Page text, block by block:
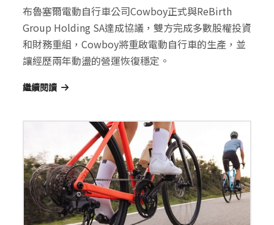
布魯塞爾電動自行車公司Cowboy正式與ReBirth
Group Holding SA達成協議，雙方完成多數股權投資
和財務重組，Cowboy將重啟電動自行車的生產，並
讓經歷兩年動盪的營運恢復穩定。
繼續閱讀